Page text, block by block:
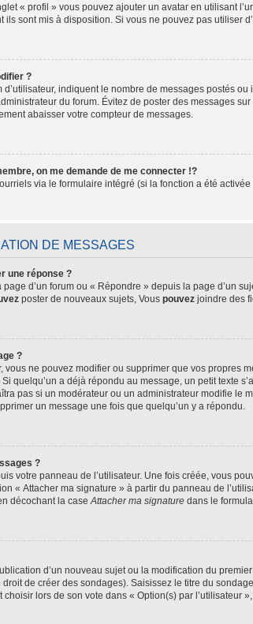
« profil » vous pouvez ajouter un avatar en utilisant
sont mis à disposition. Si vous ne pouvez pas utiliser
?
indiquent le nombre de messages postés
du forum. Évitez de poster des messages
abaisser votre compteur de messages.
on me demande de me connecter !?
via le formulaire intégré (si la fonction a été
DE MESSAGES
une réponse ?
d’un forum ou « Répondre » depuis la page d’un
poster de nouveaux sujets, Vouspouvez joindre des
?
vous ne pouvez modifier ou supprimer que vos
quelqu’un a déjà répondu au message, un petit texte
pas si un modérateur ou un administrateur modifie
un message une fois que quelqu’un y a répondu.
?
votre panneau de l’utilisateur. Une fois créée, vous
« Attacher ma signature » à partir du panneau de
décochant la caseAttacher ma signature dans le
d’un nouveau sujet ou la modification du
de créer des sondages). Saisissez le titre du
choisir lors de son vote dans « Option(s) par